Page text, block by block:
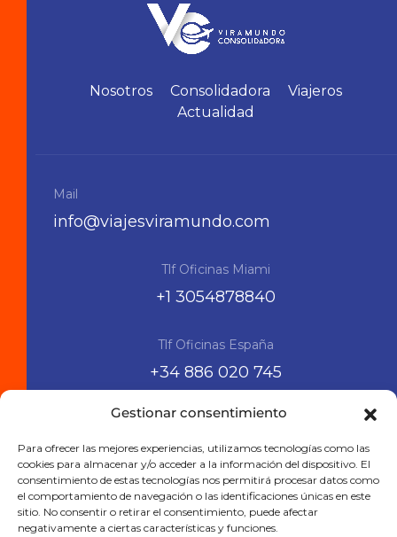
Gestionar consentimiento
Para ofrecer las mejores experiencias, utilizamos tecnologías como las
cookies para almacenar y/o acceder a la información del dispositivo. El
consentimiento de estas tecnologías nos permitirá procesar datos como
el comportamiento de navegación o las identificaciones únicas en este
sitio. No consentir o retirar el consentimiento, puede afectar
negativamente a ciertas características y funciones.
Nosotros Consolidadora
Viajeros
Actualidad
Mail
info@viajesviramundo.com
Tlf Oficinas Miami
+1 3054878840
Tlf Oficinas España
+34 886 020 745
Siguenos en las RRSS